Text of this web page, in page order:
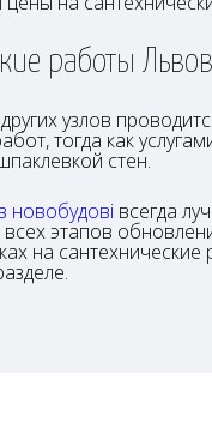
работы Львов
узлов
тогда как
стен.
новобудові всегда
этапов
на